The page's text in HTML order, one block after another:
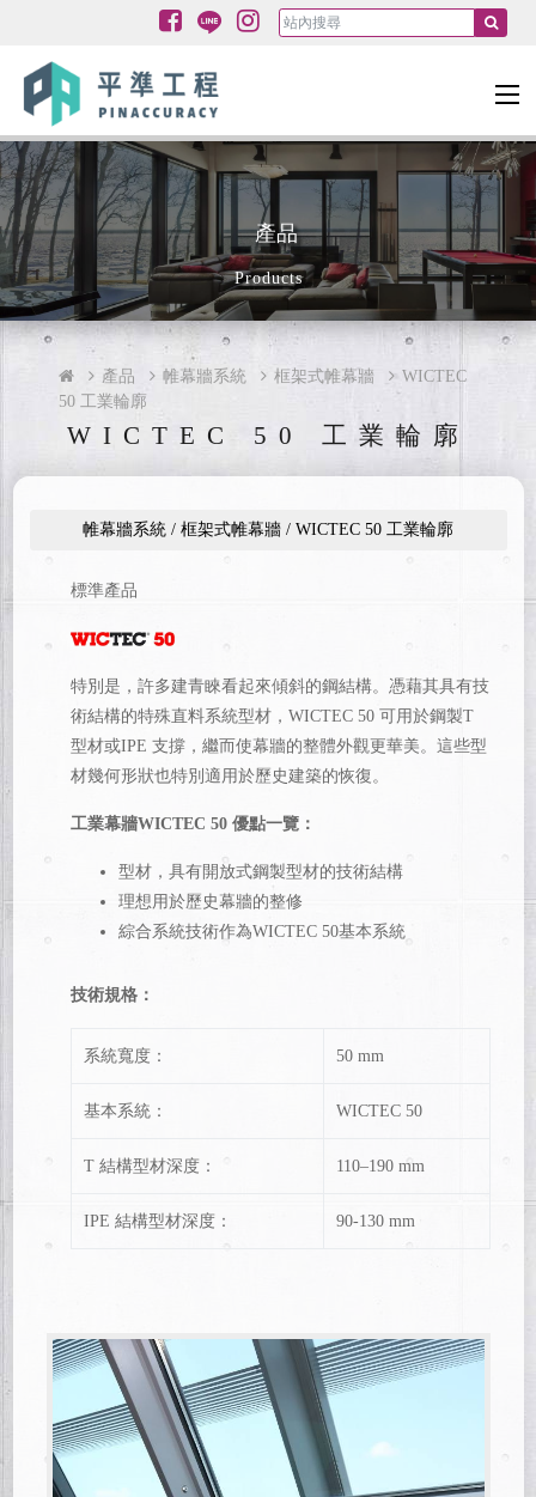
產品
Products
產品 帷幕牆系統 框架式帷幕牆
WICTEC
50 工業輪廓
WICTEC 50 工業輪廓
帷幕牆系統 / 框架式帷幕牆 / WICTEC 50 工業輪廓
標準產品
特別是，許多建青睞看起來傾斜的鋼結構。 憑藉其具有技
術結構的特殊直料系統型材，WICTEC 50 可用於鋼製T
型材或IPE 支撐，繼而使幕牆的整體外觀更華美。 這些型
材幾何形狀也特別適用於歷史建築的恢復。
工業幕牆WICTEC 50 優點一覽：
型材，具有開放式鋼製型材的技術結構
理想用於歷史幕牆的整修
綜合系統技術作為WICTEC 50基本系統
技術規格：
系統寬度： 50 mm
基本系統： WICTEC 50
T 結構型材深度： 110–190 mm
IPE 結構型材深度： 90-130 mm